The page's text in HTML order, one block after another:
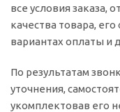
все условия заказа,
качества товара,
вариантах оплаты и
По результатам
уточнения,
укомплектовав его